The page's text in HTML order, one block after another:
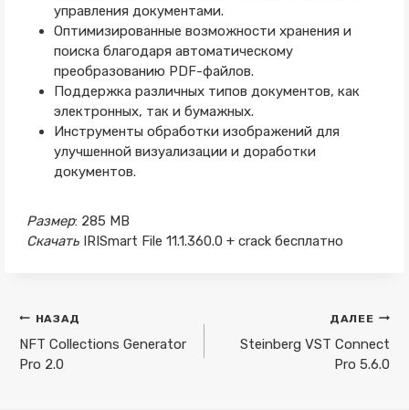
управления документами.
Оптимизированные возможности хранения и
поиска благодаря автоматическому
преобразованию PDF-файлов.
Поддержка различных типов документов, как
электронных, так и бумажных.
Инструменты обработки изображений для
улучшенной визуализации и доработки
документов.
Размер: 285 MB
Скачать IRISmart File 11.1.360.0 + crack бесплатно
Навигация
по
записям
НАЗАД
NFT Collections Generator
Pro 2.0
ДАЛЕЕ
Steinberg VST Connect
Pro 5.6.0